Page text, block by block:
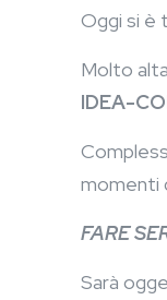
Oggi si è
Molto
IDEA-
momenti
FARE
Sarà